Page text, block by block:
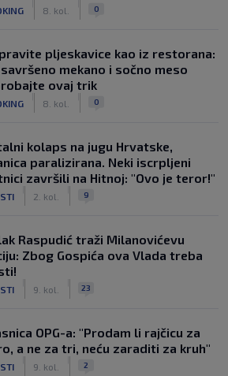
8. kol. 0
pljeskavice kao iz restorana:
mekano i sočno meso
ovaj trik
8. kol. 0
kolaps na jugu Hrvatske,
paralizirana. Neki iscrpljeni
završili na Hitnoj: "Ovo je teror!"
2. kol. 9
Raspudić traži Milanovićevu
Zbog Gospića ova Vlada treba
9. kol. 23
OPG-a: "Prodam li rajčicu za
a ne za tri, neću zaraditi za kruh"
9. kol. 2